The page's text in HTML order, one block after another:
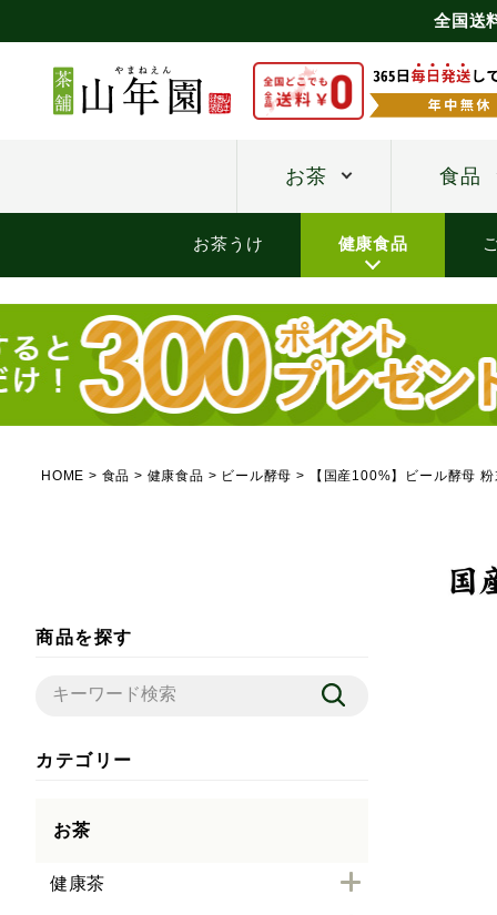
全国送
お茶 食品
お茶うけ 健康食品
HOME 食品 健康食品 ビール酵母 【国産100%】ビール酵母
商品を探す
カテゴリー
お茶
健康茶